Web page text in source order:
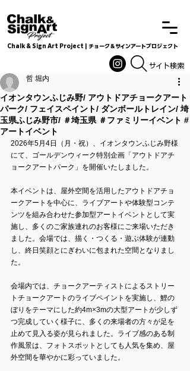
Chalk & Sign Art Project | チョーク＆サインアートプロジェクト
​​​サイト検索
イオンタウンふじみ野/ アウトドアチョークアート
パーク/ フェイスペイント/ ダンボールトレイン/ 埼
玉県ふじみ野市/ ＃埼玉県 ＃ファミリーイベント #
アートイベント
哲 堀内
2026年5月4日（月・祝）、イオンタウンふじみ野様
にて、ゴールデンウィーク特別企画「アウトドアチ
ョークアートパーク」を開催いたしました。
本イベントは、屋外空間を活用したアウトドアチョ
ークアートを中心に、ライブアートや体験型コンテ
ンツを組み合わせた参加型アートイベントとして実
施し、多くのご家族連れのお客様にご来場いただき
ました。会場では、描く・つくる・遊ぶ体験が連動
し、終日笑顔とにぎわいに包まれた空間となりまし
た。
会場内では、チョークアーティストによるストリー
トチョークアートのライブペイントを実施し、鯉の
ぼりをテーマにした約4m×3mの大型アートが少しず
つ完成していく様子に、多くの来場者の方々が足を
止めて見入る姿が見られました。ライブ感のある制
作風景は、フォトスポットとしても人気を集め、屋
外空間を華やかに彩っていました。